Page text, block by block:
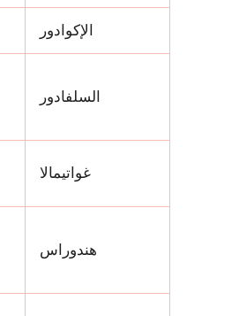
الإكوادور
السلفادور
غواتيمالا
هندوراس